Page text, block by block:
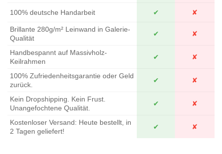
100% deutsche Handarbeit ✔ ✘
Brillante 280g/m² Leinwand in Galerie-
Qualität
✔ ✘
Handbespannt auf Massivholz-
Keilrahmen
✔ ✘
100% Zufriedenheitsgarantie oder Geld
zurück.
✔ ✘
Kein Dropshipping. Kein Frust.
Unangefochtene Qualität.
✔ ✘
Kostenloser Versand: Heute bestellt, in
2 Tagen geliefert!
✔ ✘